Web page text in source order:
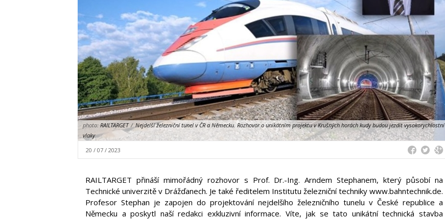
photo: RAILTARGET / Nejdelší železniční tunel v ČR a Německu. Rozhovor o unikátním projektu v Krušných horách kudy budou jezdit vysokorychlostní
vlaky
20 / 07 / 2023
RAILTARGET přináší mimořádný rozhovor s Prof. Dr.-Ing. Arndem Stephanem, který působí na
Technické univerzitě v Drážďanech. Je také ředitelem Institutu železniční techniky www.bahntechnik.de.
Profesor Stephan je zapojen do projektování nejdelšího železničního tunelu v České republice a
Německu a poskytl naší redakci exkluzivní informace. Víte, jak se tato unikátní technická stavba